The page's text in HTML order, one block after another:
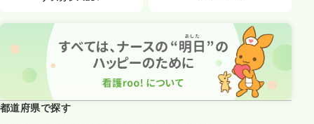
都道府県で探す